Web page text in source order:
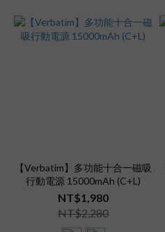
【Verbatim】多功能十合一磁吸
行動電源 15000mAh (C+L)
NT$1,980
NT$2,280